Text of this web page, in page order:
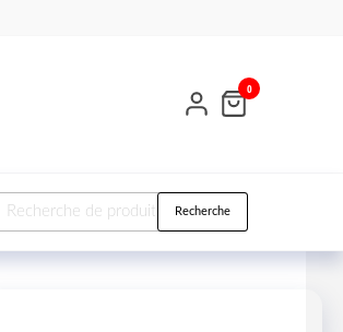
0
Recherche